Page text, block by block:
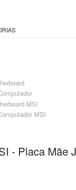
MSI
MSI
- Placa Mãe